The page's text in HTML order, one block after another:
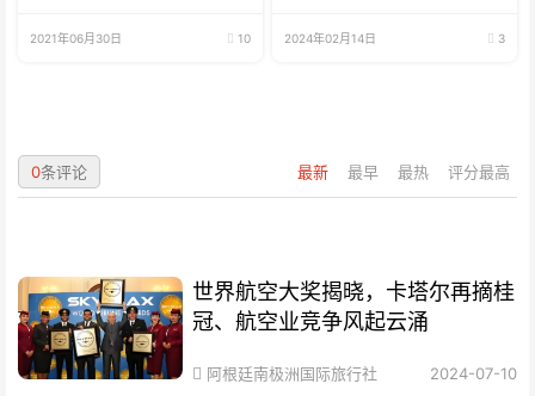
2021年06月30日 10 2024年02月14日 3
最新 最早 最热 评分最高
0条评论
世界航空大奖揭晓，卡塔尔再摘桂
冠、航空业竞争风起云涌
阿根廷南极洲国际旅行社 2024-07-10